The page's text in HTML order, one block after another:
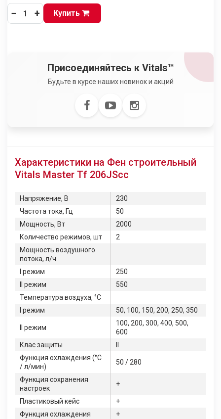
− + Купить
Присоединяйтесь к Vitals™
Будьте в курсе наших новинок и акций
Характеристики на Фен строительный
Vitals Master Tf 206JScc
Напряжение, В
230
Частота тока, Гц
50
Мощность, Вт
2000
Количество режимов, шт
2
Мощность воздушного
потока, л/ч
І режим
250
ІІ режим
550
Температура воздуха, °С
І режим
50, 100, 150, 200, 250, 350
ІІ режим
100, 200, 300, 400, 500,
600
Клас защиты
Функция охлаждения (°С
/ л/мин)
50 / 280
Функция сохранения
настроек
+
Пластиковый кейс
+
Функция охлаждения
+